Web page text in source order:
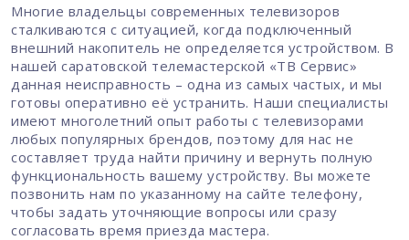
Многие владельцы современных телевизоров
сталкиваются с ситуацией, когда подключенный
внешний накопитель не определяется устройством. В
нашей саратовской телемастерской «ТВ Сервис»
данная неисправность – одна из самых частых, и мы
готовы оперативно её устранить. Наши специалисты
имеют многолетний опыт работы с телевизорами
любых популярных брендов, поэтому для нас не
составляет труда найти причину и вернуть полную
функциональность вашему устройству. Вы можете
позвонить нам по указанному на сайте телефону,
чтобы задать уточняющие вопросы или сразу
согласовать время приезда мастера.